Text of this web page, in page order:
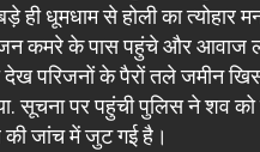
ही धूमधाम से होली का
कमरे के पास पहुंचे और आवाज
देख परिजनों के पैरों तले जमीन
सूचना पर पहुंची पुलिस ने शव
की जांच में जुट गई है।